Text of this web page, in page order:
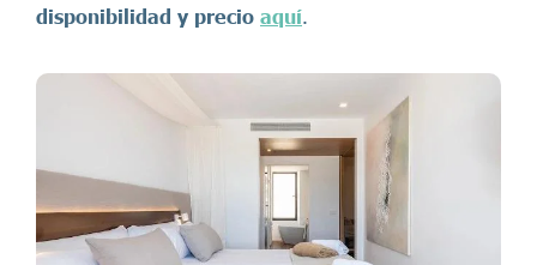
disponibilidad y precio aquí.